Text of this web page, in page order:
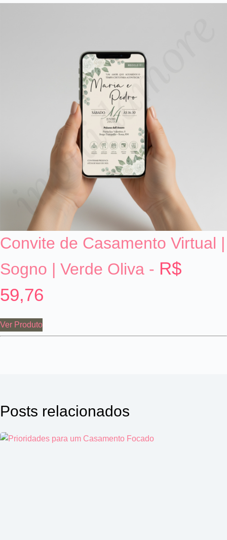
Convite de Casamento Virtual |
Sogno | Verde Oliva - R$
59,76
Ver Produto
Posts relacionados